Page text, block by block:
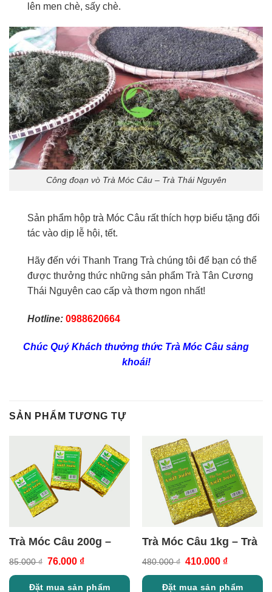
lên men chè, sấy chè.
Công đoạn vò Trà Móc Câu – Trà Thái Nguyên
Sản phẩm hộp trà Móc Câu rất thích hợp biếu tặng đối
tác vào dịp lễ hội, tết.
Hãy đến với Thanh Trang Trà chúng tôi để bạn có thể
được thưởng thức những sản phẩm Trà Tân Cương
Thái Nguyên cao cấp và thơm ngon nhất!
Hotline: 0988620664
Chúc Quý Khách thưởng thức Trà Móc Câu sảng
khoái!
SẢN PHẨM TƯƠNG TỰ
Trà Móc Câu 200g –
Trà Thái Nguyên
85.000₫ 76.000 ₫
Đặt mua sản phẩm
Trà Móc Câu 1kg – Trà
Thái Nguyên
480.000₫ 410.000 ₫
Đặt mua sản phẩm